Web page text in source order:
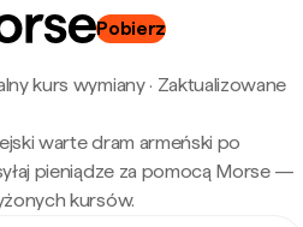
Pobierz
kurs wymiany· Zaktualizowane
warte dram armeński po
pieniądze za pomocą Morse —
kursów.